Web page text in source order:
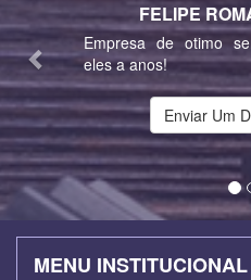
FELIPE
Empresa de otimo
eles a anos!
Enviar Um
MENU INSTITUCIONAL